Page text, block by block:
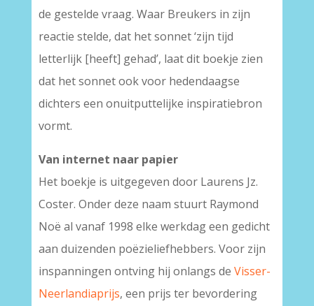
de gestelde vraag. Waar Breukers in zijn
reactie stelde, dat het sonnet ‘zijn tijd
letterlijk [heeft] gehad’, laat dit boekje zien
dat het sonnet ook voor hedendaagse
dichters een onuitputtelijke inspiratiebron
vormt.
Van internet naar papier
Het boekje is uitgegeven door Laurens Jz.
Coster. Onder deze naam stuurt Raymond
Noë al vanaf 1998 elke werkdag een gedicht
aan duizenden poëzieliefhebbers. Voor zijn
inspanningen ontving hij onlangs de Visser-
Neerlandiaprijs, een prijs ter bevordering